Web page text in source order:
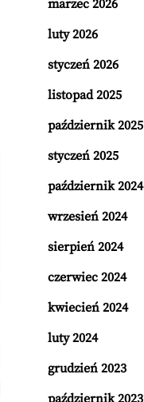
marzec 2026
luty 2026
styczeń 2026
listopad 2025
październik 2025
styczeń 2025
październik 2024
wrzesień 2024
sierpień 2024
czerwiec 2024
kwiecień 2024
luty 2024
grudzień 2023
październik 2023